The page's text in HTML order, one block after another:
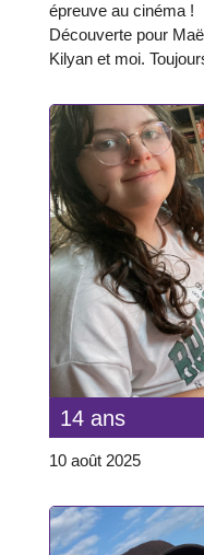
épreuve au cinéma !
Découverte pour
Kilyan et moi.
14 ans
10 août 2025